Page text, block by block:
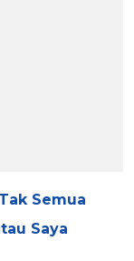
Semua
Saya